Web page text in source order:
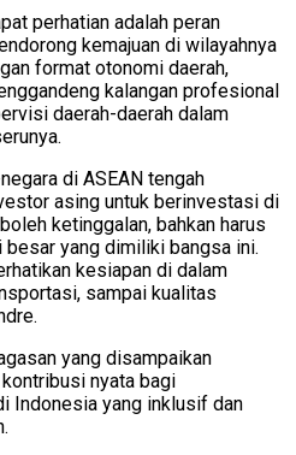
perhatian adalah peran
kemajuan di wilayahnya
format otonomi daerah,
kalangan profesional
daerah-daerah dalam
di ASEAN tengah
asing untuk berinvestasi di
ketinggalan, bahkan harus
yang dimiliki bangsa ini.
kesiapan di dalam
sampai kualitas
yang disampaikan
nyata bagi
Indonesia yang inklusif dan